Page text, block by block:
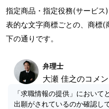
指定商品・指定役務(サービ
表的な文字商標ごとの、商標
下の通りです。
弁理士
大瀬 佳之のコメン
「求職情報の提供」におい
出願がされているのか確認し